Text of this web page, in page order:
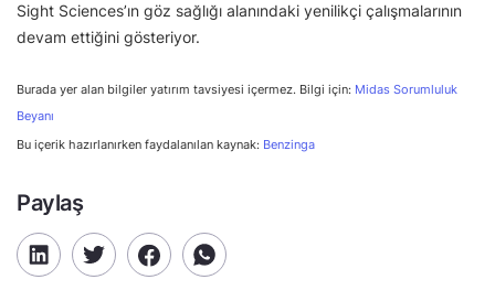
Sight Sciences’ın göz sağlığı alanındaki yenilikçi çalışmalarının
devam ettiğini gösteriyor.
Burada yer alan bilgiler yatırım tavsiyesi içermez. Bilgi için: Midas Sorumluluk
Beyanı
Bu içerik hazırlanırken faydalanılan kaynak: Benzinga
Paylaş